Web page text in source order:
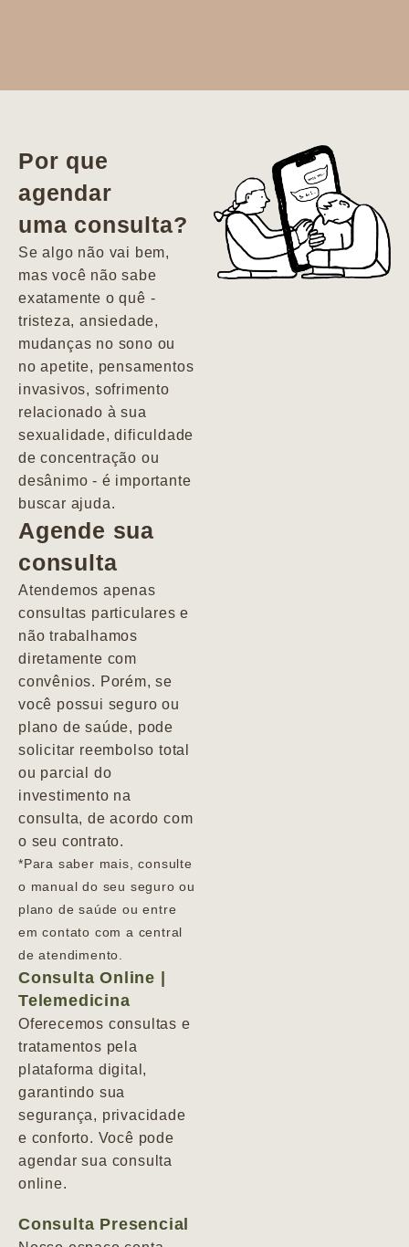
vida. Ela me
encontrou num
estado misto de
depressão e
agitação com
pensamentos
Por que
agendar
uma consulta?
Se algo não vai bem,
mas você não sabe
exatamente o quê -
tristeza, ansiedade,
mudanças no sono ou
no apetite, pensamentos
invasivos, sofrimento
relacionado à sua
sexualidade, dificuldade
de concentração ou
desânimo - é importante
buscar ajuda.
Agende sua
consulta
Atendemos apenas
consultas particulares e
não trabalhamos
diretamente com
convênios. Porém, se
você possui seguro ou
plano de saúde, pode
solicitar reembolso total
ou parcial do
investimento na
consulta, de acordo com
o seu contrato.
*Para saber mais, consulte
o manual do seu seguro ou
plano de saúde ou entre
em contato com a central
de atendimento.
Consulta Online |
Telemedicina
Oferecemos consultas e
tratamentos pela
plataforma digital,
garantindo sua
segurança, privacidade
e conforto. Você pode
agendar sua consulta
online.
Consulta Presencial